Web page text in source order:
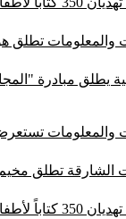
والمعلومات تطلق
يطلق مبادرة
والمعلومات
الشارقة تطلق
الإنسانية"